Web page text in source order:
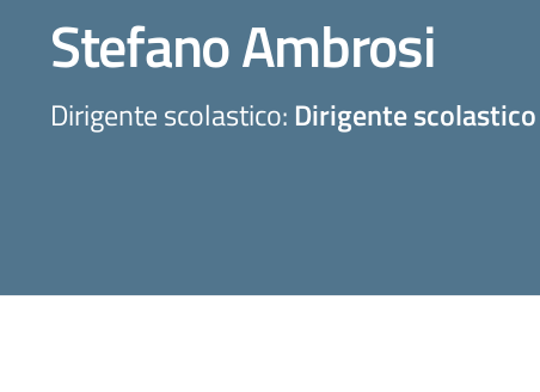
Stefano Ambrosi
Dirigente scolastico: Dirigente scolastico